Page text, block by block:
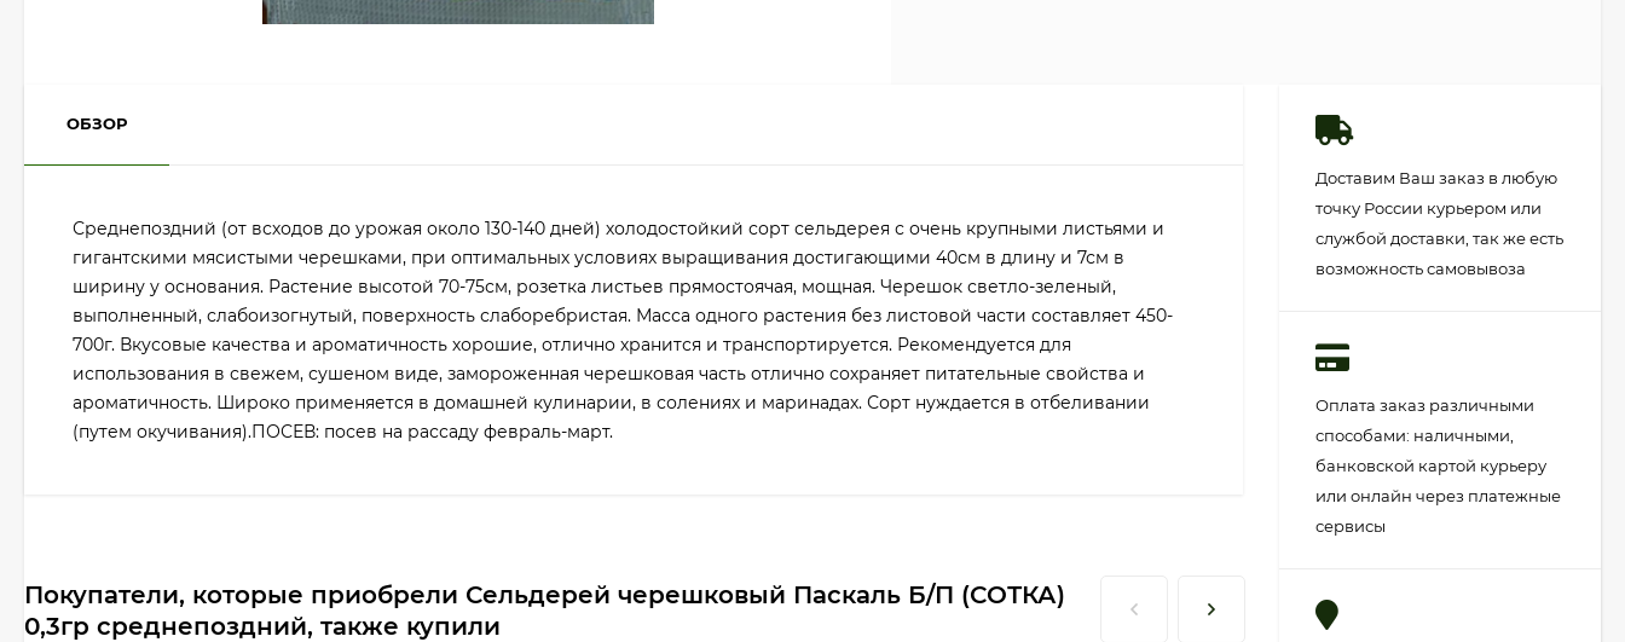
ОБЗОР
Среднепоздний (от всходов до урожая около 130-140 дней) холодостойкий сорт сельдерея с очень крупными листьями и
гигантскими мясистыми черешками, при оптимальных условиях выращивания достигающими 40см в длину и 7см в
ширину у основания. Растение высотой 70-75см, розетка листьев прямостоячая, мощная. Черешок светло-зеленый,
выполненный, слабоизогнутый, поверхность слаборебристая. Масса одного растения без листовой части составляет 450-
700г. Вкусовые качества и ароматичность хорошие, отлично хранится и транспортируется. Рекомендуется для
использования в свежем, сушеном виде, замороженная черешковая часть отлично сохраняет питательные свойства и
ароматичность. Широко применяется в домашней кулинарии, в солениях и маринадах. Сорт нуждается в отбеливании
(путем окучивания).ПОСЕВ: посев на рассаду февраль-март.
Покупатели, которые приобрели Сельдерей черешковый Паскаль Б/П (СОТКА)
0,3гр среднепоздний, также купили
Доставим Ваш заказ в любую
точку России курьером или
службой доставки, так же есть
возможность самовывоза
Оплата заказ различными
способами: наличными,
банковской картой курьеру
или онлайн через платежные
сервисы